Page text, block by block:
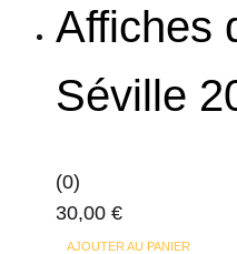
du
Affiches
Séville
(0)
30,00 €
AJOUTER AU PANIER